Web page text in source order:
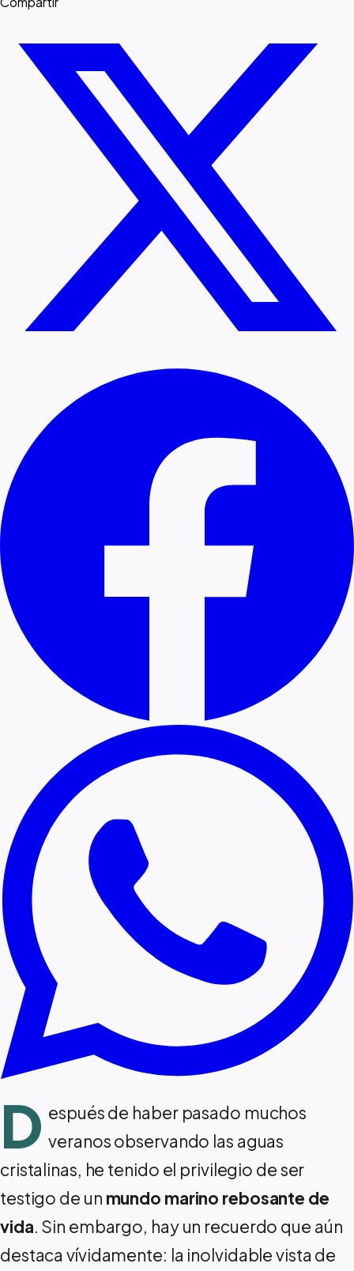
D espués de haber pasado muchos
veranos observando las aguas
cristalinas, he tenido el privilegio de ser
testigo de un mundo marino rebosante de
vida. Sin embargo, hay un recuerdo que aún
destaca vívidamente: la inolvidable vista de